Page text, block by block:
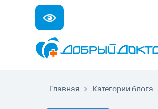
Главная Категории блога